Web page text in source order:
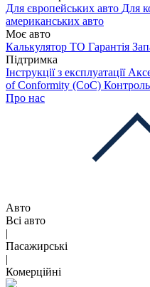
Для європейських авто Для
американських авто
Моє авто
Калькулятор ТО Гарантія
Підтримка
Інструкції з експлуатації
of Conformity (CoC)
Про нас
Авто
Всі авто
|
Пасажирські
|
Комерційні